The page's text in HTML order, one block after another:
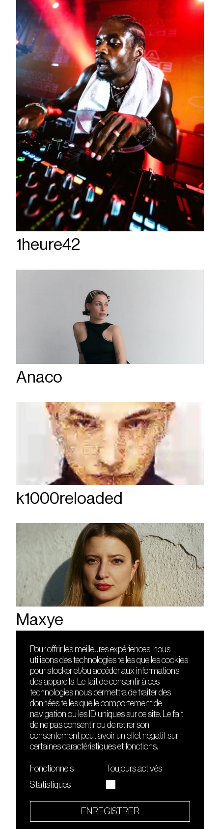
1heure42
Anaco
k1000reloaded
Maxye
DÉCOUVRIR
Le lieu
Contact
Presse
Cours de DJing
TMLAB
FRIENDS
Nuits sonores
HEAT
Hôtel71
La Gaîté Lyrique
Le Sucre fait partie de
Quartier culturel et créatif
Pour offrir les meilleures expériences, nous
utilisons des technologies telles que les cookies
pour stocker et/ou accéder aux informations
des appareils. Le fait de consentir à ces
technologies nous permettra de traiter des
données telles que le comportement de
navigation ou les ID uniques sur ce site. Le fait
de ne pas consentir ou de retirer son
consentement peut avoir un effet négatif sur
certaines caractéristiques et fonctions.
Fonctionnels
Toujours activés
Statistiques
ENREGISTRER